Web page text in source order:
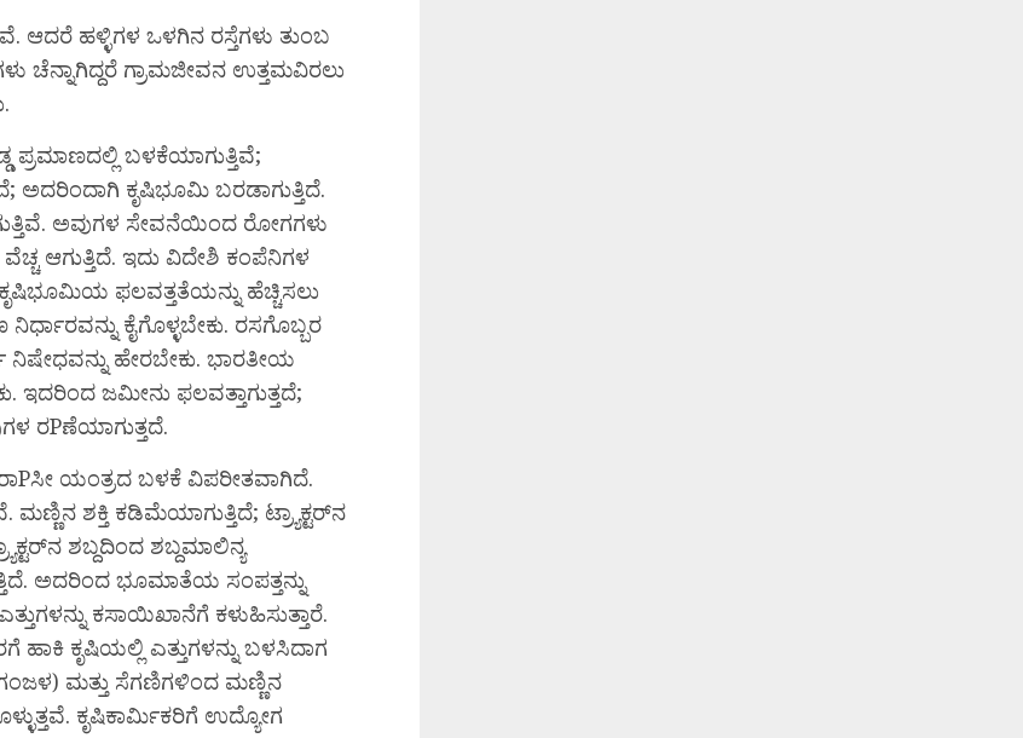
ಆದರೆ ಹಳ್ಳಿಗಳ ಒಳಗಿನ ರಸ್ತೆಗಳು ತುಂಬ
ಚೆನ್ನಾಗಿದ್ದರೆ ಗ್ರಾಮಜೀವನ ಉತ್ತಮವಿರಲು
ಪ್ರಮಾಣದಲ್ಲಿ ಬಳಕೆಯಾಗುತ್ತಿವೆ;
ಅದರಿಂದಾಗಿ ಕೃಷಿಭೂಮಿ ಬರಡಾಗುತ್ತಿದೆ.
ಅವುಗಳ ಸೇವನೆಯಿಂದ ರೋಗಗಳು
ವೆಚ್ಚ ಆಗುತ್ತಿದೆ. ಇದು ವಿದೇಶಿ ಕಂಪೆನಿಗಳ
ಕೃಷಿಭೂಮಿಯ ಫಲವತ್ತತೆಯನ್ನು ಹೆಚ್ಚಿಸಲು
ಕೈಗೊಳ್ಳಬೇಕು. ರಸಗೊಬ್ಬರ
ಹೇರಬೇಕು. ಭಾರತೀಯ
ಜಮೀನು ಫಲವತ್ತಾಗುತ್ತದೆ;
ರPಣೆಯಾಗುತ್ತದೆ.
ಯಂತ್ರದ ಬಳಕೆ ವಿಪರೀತವಾಗಿದೆ.
ಮಣ್ಣಿನ ಶಕ್ತಿ ಕಡಿಮೆಯಾಗುತ್ತಿದೆ; ಟ್ರ್ಯಾಕ್ಟರ್‌ನ
ಶಬ್ದದಿಂದ ಶಬ್ದಮಾಲಿನ್ಯ
ಅದರಿಂದ ಭೂಮಾತೆಯ ಸಂಪತ್ತನ್ನು
ಕಸಾಯಿಖಾನೆಗೆ ಕಳುಹಿಸುತ್ತಾರೆ.
ಹಾಕಿ ಕೃಷಿಯಲ್ಲಿ ಎತ್ತುಗಳನ್ನು ಬಳಸಿದಾಗ
ಮತ್ತು ಸೆಗಣಿಗಳಿಂದ ಮಣ್ಣಿನ
ಕೃಷಿಕಾರ್ಮಿಕರಿಗೆ ಉದ್ಯೋಗ